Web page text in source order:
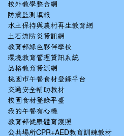
校外教學整合網
防震監測填報
水土保持與農村再生教育網
土石流防災資訊網
教育部綠色夥伴學校
環境教育管理資訊系統
品格教育資源網
桃園市午餐食材登錄平台
交通安全輔助教材
校園食材登錄平臺
我的午餐有心機
教育部健康體育護照
公共場所CPR+AED教育訓練教材